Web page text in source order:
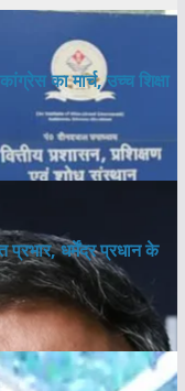
का मार्च, उच्च शिक्षा
प्रभार, धर्मेंद्र प्रधान के